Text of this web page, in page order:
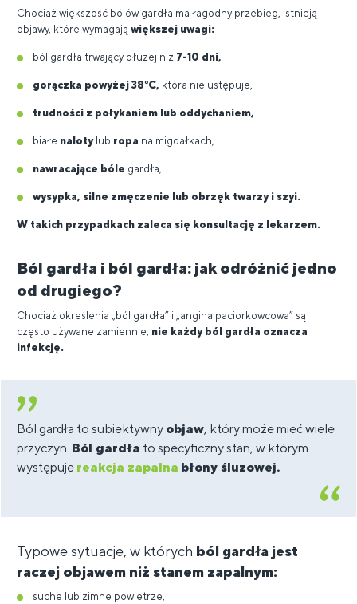
Chociaż większość bólów gardła ma łagodny przebieg, istnieją
objawy, które wymagają większej uwagi:
ból gardła trwający dłużej niż 7-10 dni,
gorączka powyżej 38°C, która nie ustępuje,
trudności z połykaniem lub oddychaniem,
białe nalotylub ropa na migdałkach,
nawracające bóle gardła,
wysypka, silne zmęczenie lub obrzęk twarzy i szyi.
W takich przypadkach zaleca się konsultację z lekarzem.
Ból gardła i ból gardła: jak odróżnić jedno
od drugiego?
Chociaż określenia „ból gardła” i „angina paciorkowcowa” są
często używane zamiennie, nie każdy ból gardła oznacza
infekcję.
Ból gardła to subiektywny objaw, który może mieć wiele
przyczyn. Ból gardła to specyficzny stan, w którym
występuje reakcja zapalna błony śluzowej.
Typowe sytuacje, w których ból gardła jest
raczej objawem niż stanem zapalnym:
suche lub zimne powietrze,